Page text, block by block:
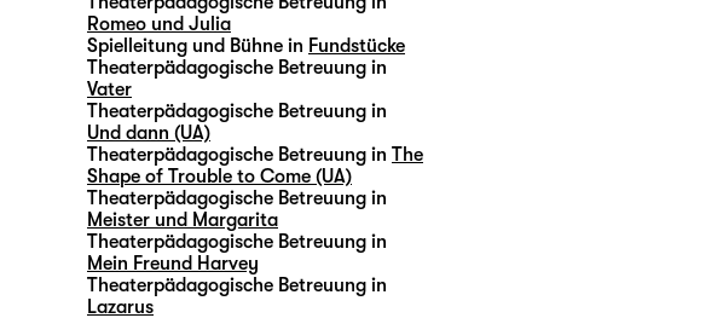
Romeo und Julia
Spielleitung und Bühne in Fundstücke
Theaterpädagogische Betreuung in
Vater
Theaterpädagogische Betreuung in
Und dann (UA)
Theaterpädagogische Betreuung in The
Shape of Trouble to Come (UA)
Theaterpädagogische Betreuung in
Meister und Margarita
Theaterpädagogische Betreuung in
Mein Freund Harvey
Theaterpädagogische Betreuung in
Lazarus